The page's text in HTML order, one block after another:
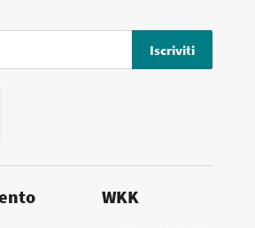
Iscriviti
WKK